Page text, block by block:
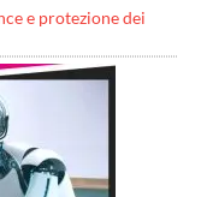
e protezione dei